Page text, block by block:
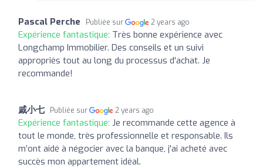
Pascal Perche Publiée sur 2 years ago
Expérience fantastique: Très bonne expérience avec
Longchamp Immobilier. Des conseils et un suivi
appropriés tout au long du processus d'achat. Je
recommande!
戚小七 Publiée sur 2 years ago
Expérience fantastique: Je recommande cette agence à
tout le monde, très professionnelle et responsable. Ils
m’ont aidé à négocier avec la banque, j'ai acheté avec
succès mon appartement idéal.